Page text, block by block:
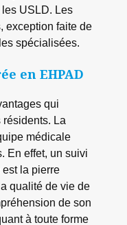
USLD. Les
exception faite de
spécialisées.
en EHPAD
qui
La
médicale
En effet, un suivi
la pierre
qualité de vie de
de son
à toute forme